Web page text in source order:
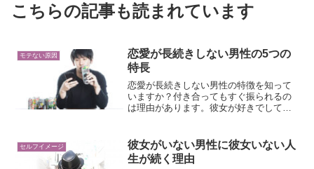
こちらの記事も読まれています
モテない原因
恋愛が長続きしない男性の5つの
特長
恋愛が長続きしない男性の特徴を知って
いますか？付き合ってもすぐ振られるの
は理由があります。彼女が好きでしてい
続きしない男性の5つの特長に当てはまっ
ていないか確認してください。
セルフイメージ
彼女がいない男性に彼女いない人
生が続く理由